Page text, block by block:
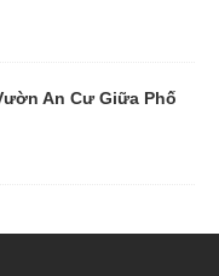
An Cư Giữa Phố